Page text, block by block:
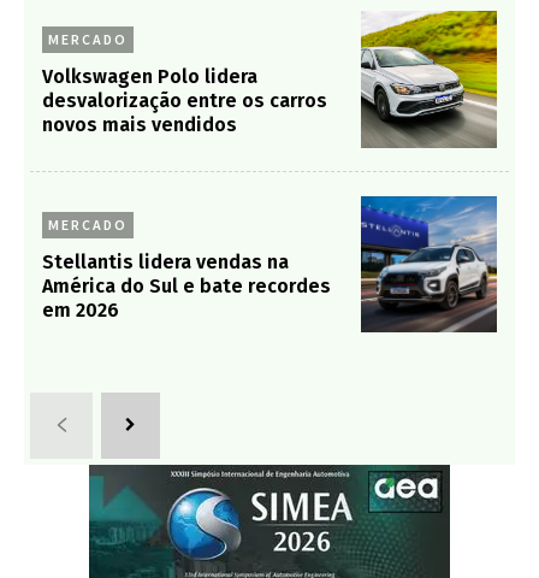
MERCADO
Volkswagen Polo lidera
desvalorização entre os carros
novos mais vendidos
MERCADO
Stellantis lidera vendas na
América do Sul e bate recordes
em 2026